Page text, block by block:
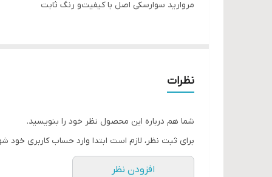
مروارید سوارسکی اصل با کیفیت‌و رنگ ثابت
نظرات
شما هم درباره این محصول نظر خود را بنویسید.
برای ثبت نظر، لازم است ابتدا وارد حساب کاربری خود
افزودن نظر